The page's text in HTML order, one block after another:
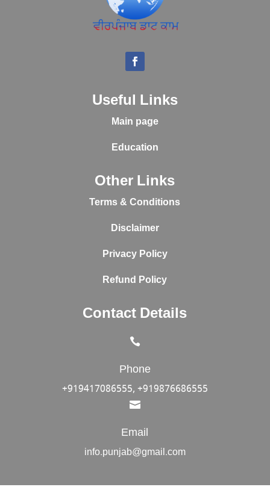
Useful Links
Main page
Education
Other Links
Terms & Conditions
Disclaimer
Privacy Policy
Refund Policy
Contact Details

Phone
+919417086555, +919876686555

Email
info.punjab@gmail.com